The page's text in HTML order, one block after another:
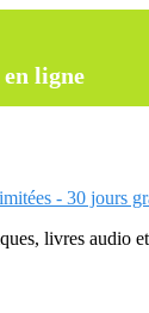
ligne
- 30 jours
livres audio